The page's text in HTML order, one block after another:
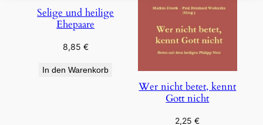
Selige und heilige
Ehepaare
8,85 €
In den Warenkorb
Wer nicht betet, kennt
Gott nicht
2,25€